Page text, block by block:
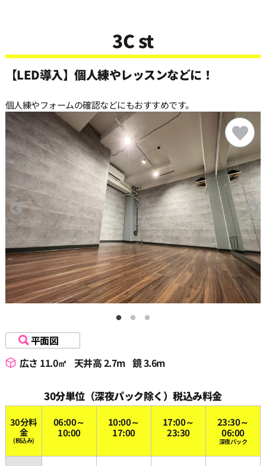
3C st
【LED導入】個人練やレッスンなどに！
個人練やフォームの確認などにもおすすめです。
平面図
広さ 11.0㎡ 天井高 2.7m 鏡 3.6m
30分単位（深夜パック除く）税込み料金
30分料
金
(税込み)
06:00～
10:00
10:00～
17:00
17:00～
23:30
23:30～
06:00
深夜パック